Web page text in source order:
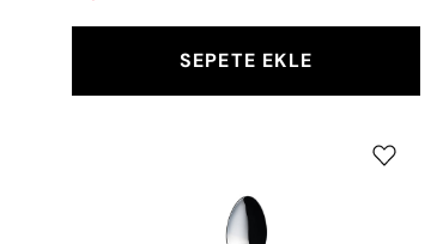
SEPETE EKLE
Kahve
Kaşığı